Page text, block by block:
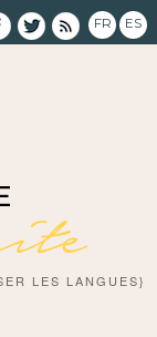
FR ES
LES LANGUES}